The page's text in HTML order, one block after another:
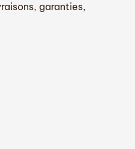
garanties,